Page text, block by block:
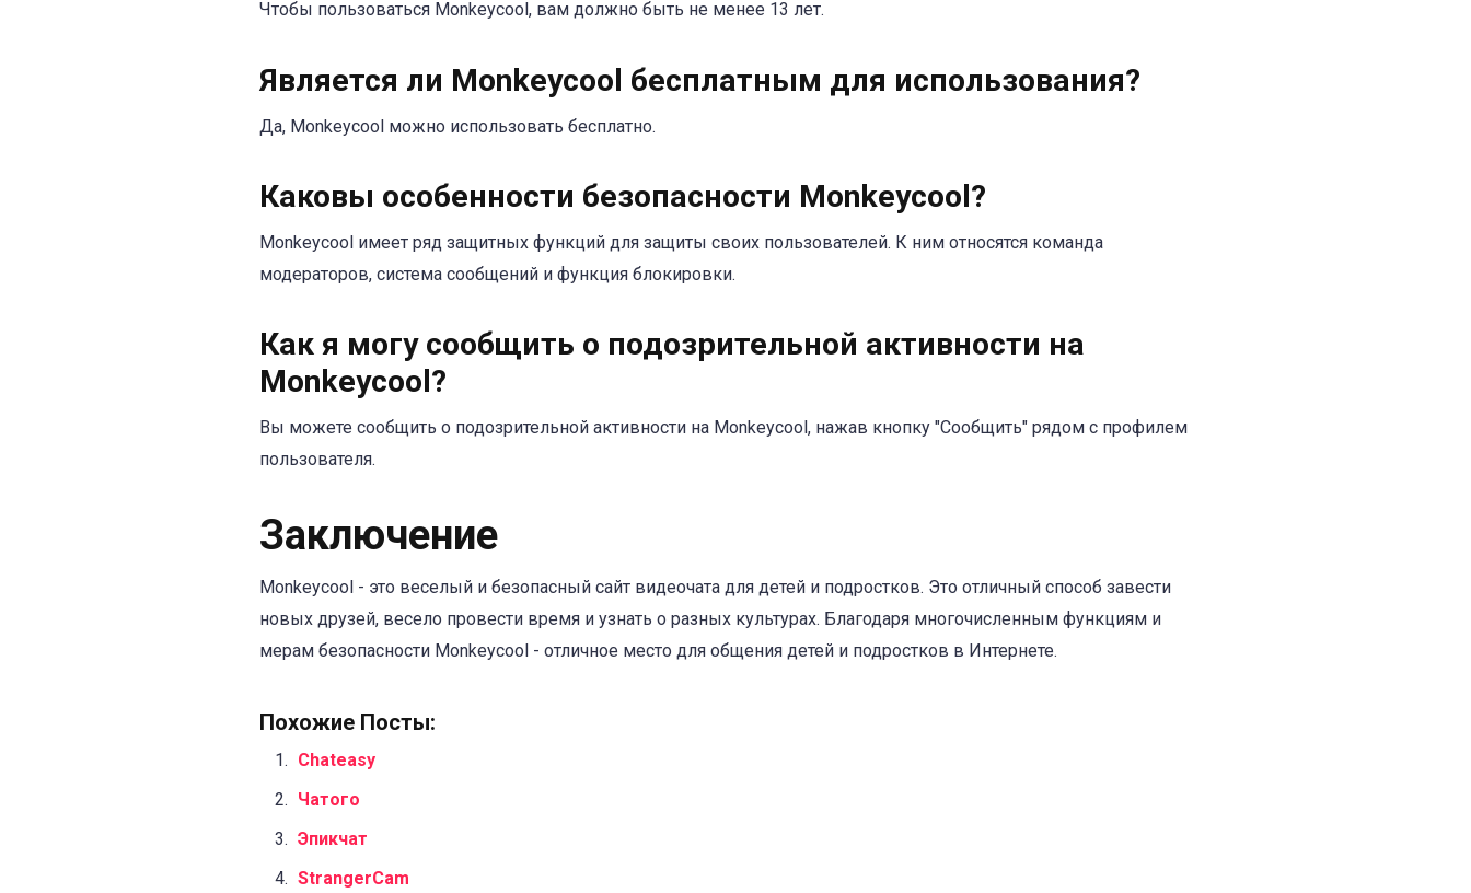
Чтобы пользоваться Monkeycool, вам должно быть не менее 13 лет.
Является ли Monkeycool бесплатным для использования?
Да, Monkeycool можно использовать бесплатно.
Каковы особенности безопасности Monkeycool?
Monkeycool имеет ряд защитных функций для защиты своих пользователей. К ним относятся команда
модераторов, система сообщений и функция блокировки.
Как я могу сообщить о подозрительной активности на
Monkeycool?
Вы можете сообщить о подозрительной активности на Monkeycool, нажав кнопку "Сообщить" рядом с профилем
пользователя.
Заключение
Monkeycool - это веселый и безопасный сайт видеочата для детей и подростков. Это отличный способ завести
новых друзей, весело провести время и узнать о разных культурах. Благодаря многочисленным функциям и
мерам безопасности Monkeycool - отличное место для общения детей и подростков в Интернете.
Похожие Посты:
Chateasy
Чатого
Эпикчат
StrangerCam